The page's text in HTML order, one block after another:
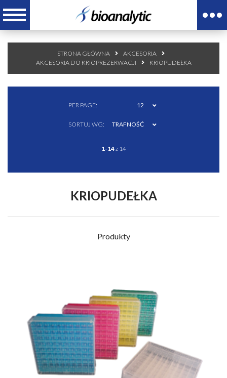
STRONA GŁÓWNA
AKCESORIA
AKCESORIA DO KRIOPREZERWACJI
KRIOPUDEŁKA
PER PAGE: 12
SORTUJ WG: TRAFNOŚĆ
1-14z 14
KRIOPUDEŁKA
Produkty